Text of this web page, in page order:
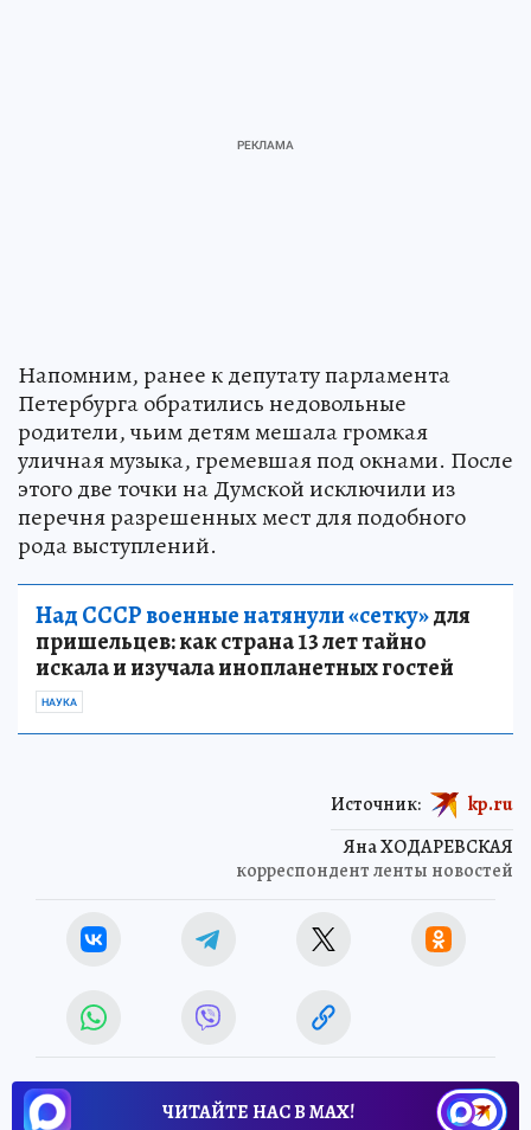
Напомним, ранее к депутату парламента
Петербурга обратились недовольные
родители, чьим детям мешала громкая
уличная музыка, гремевшая под окнами. После
этого две точки на Думской исключили из
перечня разрешенных мест для подобного
рода выступлений.
Над СССР военные натянули «сетку»для
пришельцев: как страна 13 лет тайно
искала и изучала инопланетных гостей
НАУКА
Яна ХОДАРЕВСКАЯ
корреспондент ленты новостей
Источник: kp.ru
ЧИТАЙТЕ НАС В МАХ!